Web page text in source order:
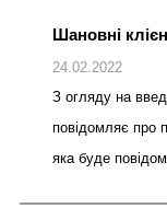
Шановні
24.02.2022
З огляду на
повiдомляє про
яка буде